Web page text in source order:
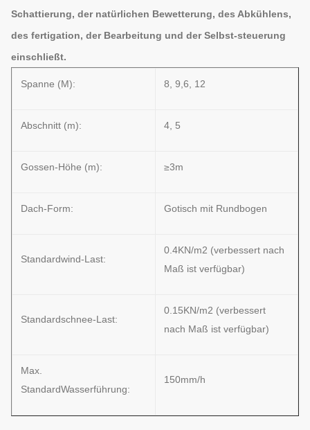
Schattierung, der natürlichen Bewetterung, des Abkühlens,
des fertigation, der Bearbeitung und der Selbst-steuerung
einschließt.
Spanne (M): 8, 9,6, 12
Abschnitt (m): 4, 5
Gossen-Höhe (m): ≥3m
Dach-Form: Gotisch mit Rundbogen
Standardwind-Last:
0.4KN/m2 (verbessert nach
Maß ist verfügbar)
Standardschnee-Last:
0.15KN/m2 (verbessert
nach Maß ist verfügbar)
Max.
StandardWasserführung:
150mm/h